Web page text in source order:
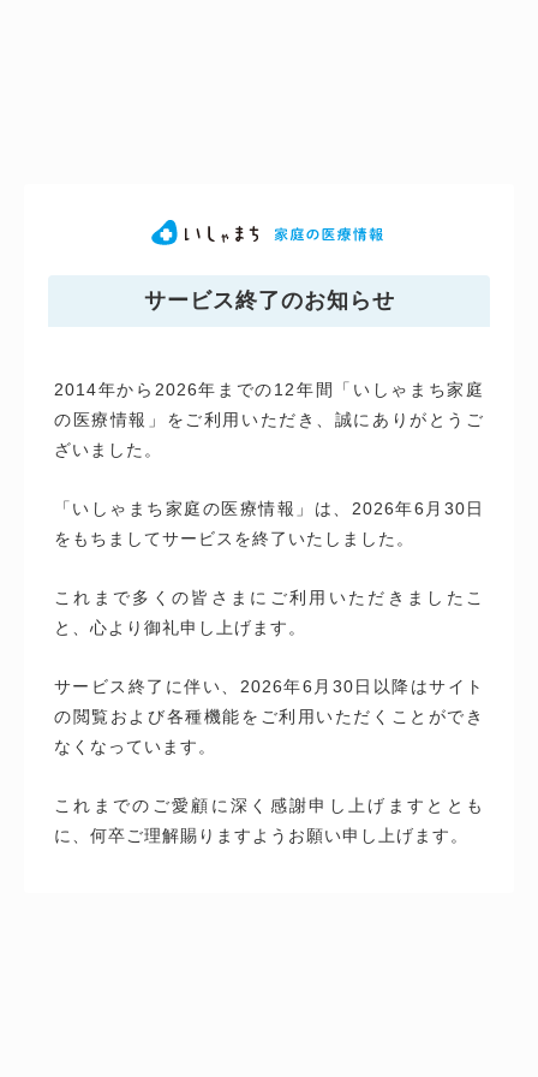
サービス終了のお知らせ
2014年から2026年までの12年間「いしゃまち家庭
の医療情報」をご利用いただき、誠にありがとうご
ざいました。
「いしゃまち家庭の医療情報」は、2026年6月30日
をもちましてサービスを終了いたしました。
これまで多くの皆さまにご利用いただきましたこ
と、心より御礼申し上げます。
サービス終了に伴い、2026年6月30日以降はサイト
の閲覧および各種機能をご利用いただくことができ
なくなっています。
これまでのご愛顧に深く感謝申し上げますととも
に、何卒ご理解賜りますようお願い申し上げます。